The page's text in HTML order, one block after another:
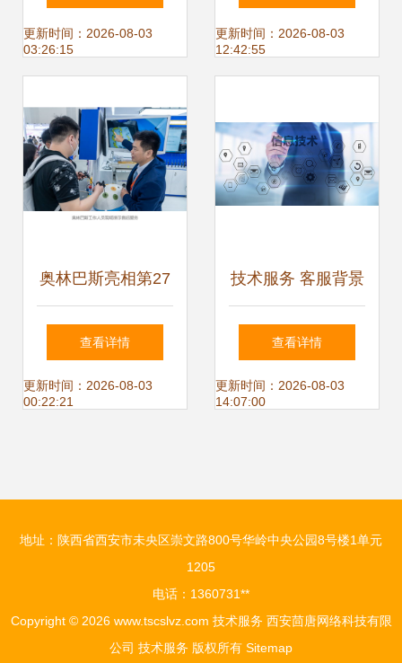
世尔科技中国技术
中心正式落成
更新时间：2026-08-03
03:26:15
计制造技术服务中
更新时间：2026-08-03
12:42:55
奥林巴斯亮相第27
届全国手术室护理
学术交流会议，以
查看详情
更新时间：2026-08-03
00:22:21
技术服务 客服背景
图片素材，专业视
觉助力客户体验升
查看详情
更新时间：2026-08-03
14:07:00
地址：陕西省西安市未央区崇文路800号华岭中央公园8号楼1单元
1205
电话：1360731**
Copyright © 2026 www.tscslvz.com 技术服务 西安茴唐网络科技有限
公司 技术服务 版权所有 Sitemap